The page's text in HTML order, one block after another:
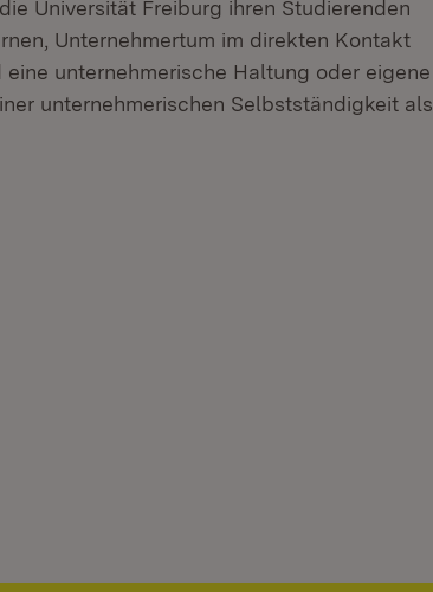
Universität Freiburg ihren Studierenden
Unternehmertum im direkten Kontakt
unternehmerische Haltung oder eigene
unternehmerischen Selbstständigkeit als